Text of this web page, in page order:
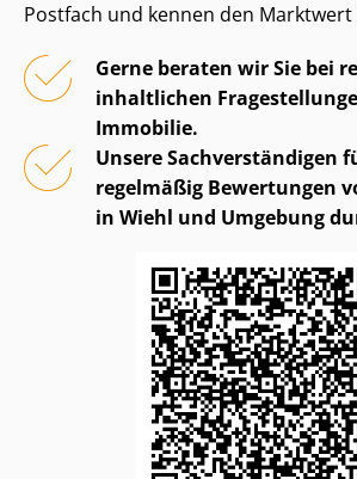
Postfach und kennen den
Gerne beraten wir Sie bei
inhaltlichen
Immobilie.
Unsere Sach­ver­stän­di­gen
regelmäßig Bewertungen
in Wiehl und Umgebung